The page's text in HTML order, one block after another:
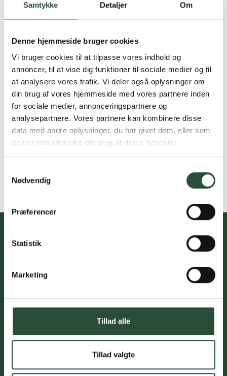
Samtykke Detaljer Om
Denne hjemmeside bruger cookies
Vi bruger cookies til at tilpasse vores indhold og
annoncer, til at vise dig funktioner til sociale medier og til
at analysere vores trafik. Vi deler også oplysninger om
din brug af vores hjemmeside med vores partnere inden
for sociale medier, annonceringspartnere og
analysepartnere. Vores partnere kan kombinere disse
data med andre oplysninger, du har givet dem, eller som
de har indsamlet fra din brug af deres tjenester.
Nødvendig
Præferencer
Statistik
Marketing
Tillad alle
Tillad valgte
rådgivning
Vores team af uddannede medarbejdere står klar til at hjælpe